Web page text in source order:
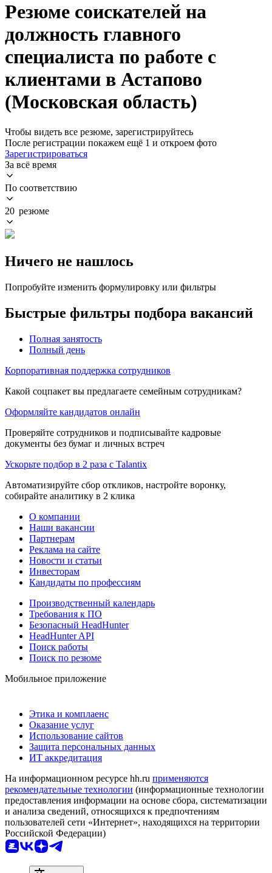
Резюме соискателей на
должность главного
специалиста по работе с
клиентами в Астапово
(Московская область)
Чтобы видеть все резюме, зарегистрируйтесь
После регистрации покажем ещё 1 и откроем фото
Зарегистрироваться
За всё время
По соответствию
20 резюме
Ничего не нашлось
Попробуйте изменить формулировку или фильтры
Быстрые фильтры подбора вакансий
Полная занятость
Полный день
Корпоративная поддержка сотрудников
Какой соцпакет вы предлагаете семейным сотрудникам?
Оформляйте кандидатов онлайн
Проверяйте сотрудников и подписывайте кадровые
документы без бумаг и личных встреч
Ускорьте подбор в 2 раза с Talantix
Автоматизируйте сбор откликов, настройте воронку,
собирайте аналитику в 2 клика
О компании
Наши вакансии
Партнерам
Реклама на сайте
Новости и статьи
Инвесторам
Кандидаты по профессиям
Производственный календарь
Требования к ПО
Безопасный HeadHunter
HeadHunter API
Поиск работы
Поиск по резюме
Мобильное приложение
Этика и комплаенс
Оказание услуг
Использование сайтов
Защита персональных данных
ИТ аккредитация
На информационном ресурсе hh.ru применяются
рекомендательные технологии (информационные технологии
предоставления информации на основе сбора, систематизации
и анализа сведений, относящихся к предпочтениям
пользователей сети «Интернет», находящихся на территории
Российской Федерации)